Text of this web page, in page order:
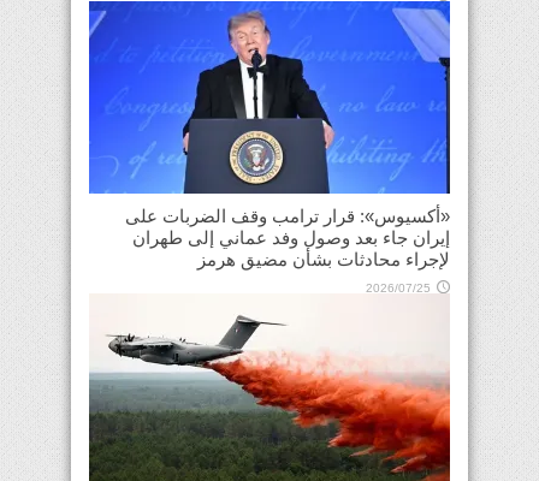
«أكسيوس»: قرار ترامب وقف الضربات على
إيران جاء بعد وصول وفد عماني إلى طهران
لإجراء محادثات بشأن مضيق هرمز
2026/07/25